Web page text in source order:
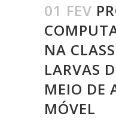
01 FEV
NA
LARVAS
MEIO DE
MÓVEL